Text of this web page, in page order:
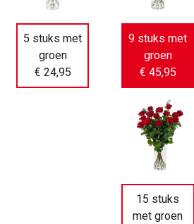
5 stuks met
groen
€ 24,95
9 stuks met
groen
€ 45,95
15 stuks
met groen